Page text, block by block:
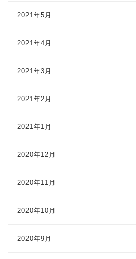
2021年5月
2021年4月
2021年3月
2021年2月
2021年1月
2020年12月
2020年11月
2020年10月
2020年9月